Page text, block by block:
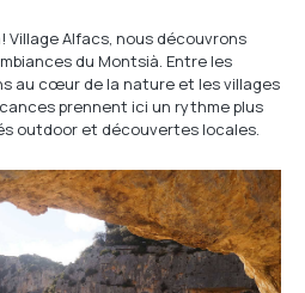
Village Alfacs, nous découvrons
du Montsià. Entre les
au cœur de la nature et les villages
prennent ici un rythme plus
outdoor et découvertes locales.